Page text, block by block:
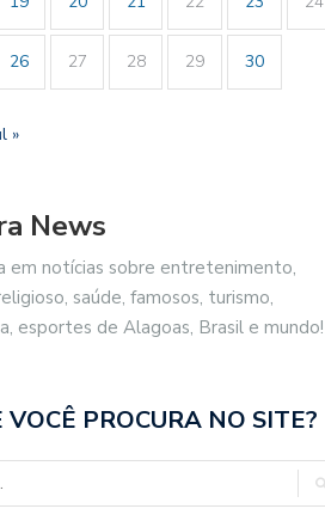
26 27 28 29 30
»
News
em notícias sobre entretenimento,
saúde, famosos, turismo,
esportes de Alagoas, Brasil e mundo!
VOCÊ PROCURA NO SITE?